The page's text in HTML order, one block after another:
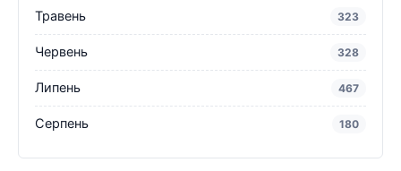
Травень 323
Червень 328
Липень 467
Серпень 180